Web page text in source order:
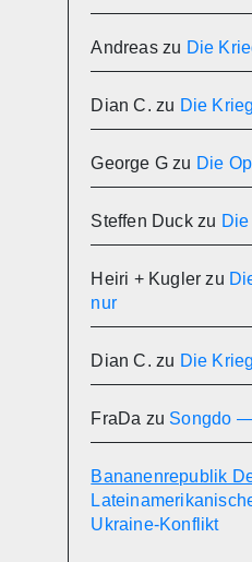
Andreaszu Die
Dian C. zu Die
George Gzu Die
Steffen Duckzu
Heiri + Kugler zu
nur
Dian C. zu Die
FraDa zu Songdo
Bananenrepublik
Ukraine-Konflikt